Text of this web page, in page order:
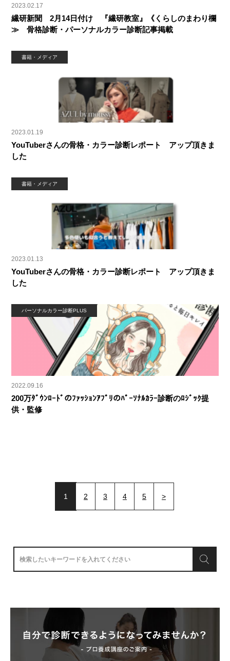
2023.02.17
繊研新聞 2月14日付け 『繊研教室』《くらしのまわり欄
≫ 骨格診断・パーソナルカラー診断記事掲載
書籍・メディア
2023.01.19
YouTuberさんの骨格・カラー診断レポート アップ頂きま
した
書籍・メディア
2023.01.13
YouTuberさんの骨格・カラー診断レポート アップ頂きま
した
パーソナルカラー診断PLUS
2022.09.16
200万ﾀﾞｳﾝﾛｰﾄﾞのﾌｧｯｼｮﾝｱﾌﾟﾘのﾊﾟｰｿﾅﾙｶﾗｰ診断のﾛｼﾞｯｸ提
供・監修
1 2 3 4 5 >